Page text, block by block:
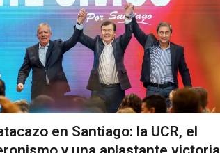
en Santiago: la UCR, el